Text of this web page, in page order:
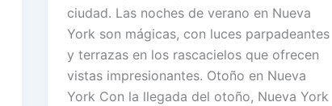
ciudad. Las noches de verano en Nueva
York son mágicas, con luces parpadeantes
y terrazas en los rascacielos que ofrecen
vistas impresionantes. Otoño en Nueva
York Con la llegada del otoño, Nueva York